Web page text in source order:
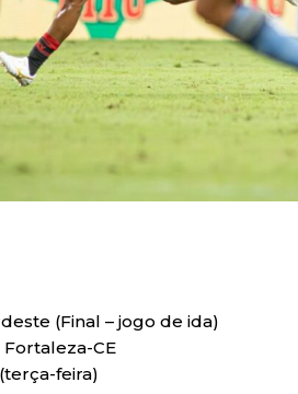
(Final – jogo de ida)
Fortaleza-CE
feira)